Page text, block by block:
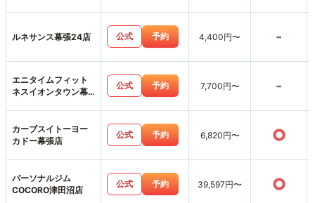
ルネサンス幕張24店 公式 予約 4,400円〜 -
エニタイムフィット
ネスイオンタウン幕
公式 予約 7,700円〜 -
カーブスイトーヨー
カドー幕張店
公式 予約 6,820円〜 ○
パーソナルジム
COCORO津田沼店
公式 予約 39,597円〜 ○